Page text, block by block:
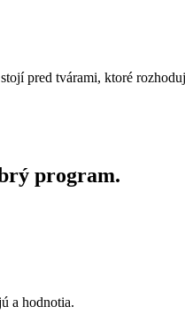
pred tvárami, ktoré
program.
a hodnotia.